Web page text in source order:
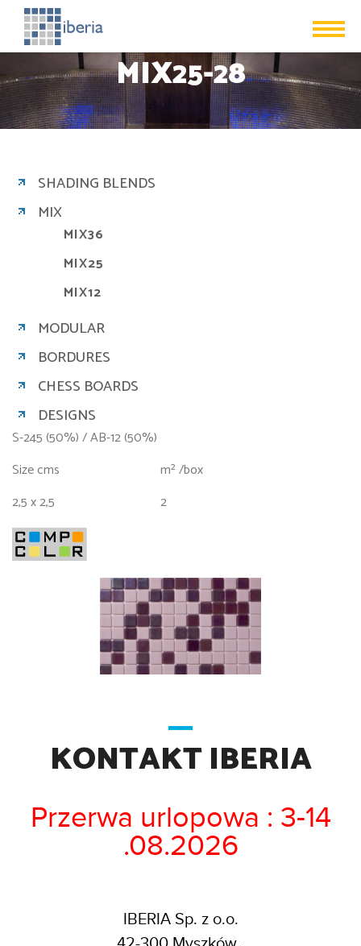
MIX25-28
SHADING BLENDS
MIX
MIX36
MIX25
MIX12
MODULAR
BORDURES
CHESS BOARDS
DESIGNS
S-245 (50%) / AB-12 (50%)
Size cms
m² /box
2,5 x 2,5
2
KONTAKT IBERIA
Przerwa urlopowa : 3-14
.08.2026
IBERIA Sp. z o.o.